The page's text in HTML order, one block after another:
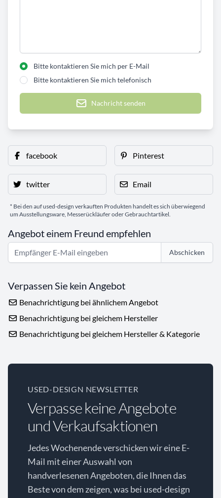
Bitte kontaktieren Sie mich per E-Mail
Bitte kontaktieren Sie mich telefonisch
Nachricht senden
facebook Pinterest
twitter Email
* Bei den auf used-design verkauften Produkten handelt es sich überwiegend
um Ausstellungsware, Messerückläufer oder Gebrauchtartikel.
Angebot einem Freund empfehlen
Abschicken
Verpassen Sie kein Angebot
Benachrichtigung bei ähnlichem Angebot
Benachrichtigung bei gleichem Hersteller
Benachrichtigung bei gleichem Hersteller & Kategorie
USED-DESIGN NEWSLETTER
Verpasse keine Angebote
und Verkaufsaktionen
Jedes Wochenende verschicken wir eine E-
Mail mit einer Auswahl von
handverlesenen Angeboten, die Ihnen das
Beste von dem zeigen, was bei used-design